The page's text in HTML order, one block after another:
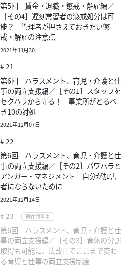
第5回 賃金・退職・懲戒・解雇編／
［その4］遅刻常習者の懲戒処分は可
能？ 管理者が押さえておきたい懲
戒・解雇の注意点
2021年11月30日
# 21
第6回 ハラスメント、育児・介護と仕
事の両立支援編／［その1］スタッフを
セクハラから守る！ 事業所がとるべ
き10の対処
2021年12月07日
# 22
第6回 ハラスメント、育児・介護と仕
事の両立支援編／［その2］パワハラと
アンガー・マネジメント 自分が加害
者にならないために
2021年12月14日
# 23 現在閲覧中
第6回 ハラスメント、育児・介護と仕
事の両立支援編／［その3］育休の分割
取得も可能に、法改正でここまで変わ
る育児と仕事の両立支援制度